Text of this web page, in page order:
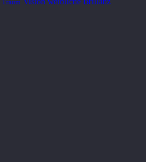
Traum